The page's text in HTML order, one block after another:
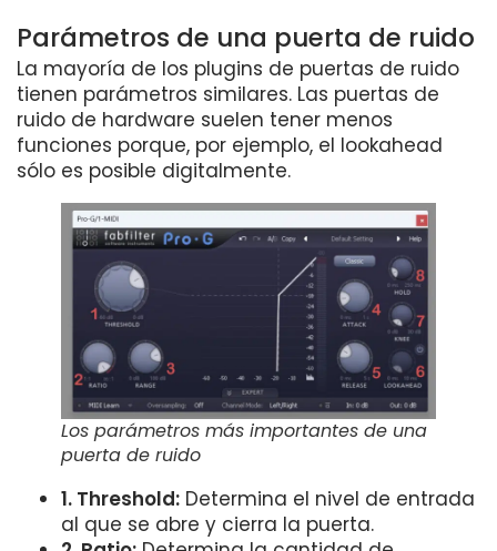
Parámetros de una puerta de ruido
La mayoría de los plugins de puertas de ruido
tienen parámetros similares. Las puertas de
ruido de hardware suelen tener menos
funciones porque, por ejemplo, el lookahead
sólo es posible digitalmente.
Los parámetros más importantes de una
puerta de ruido
1. Threshold: Determina el nivel de entrada
al que se abre y cierra la puerta.